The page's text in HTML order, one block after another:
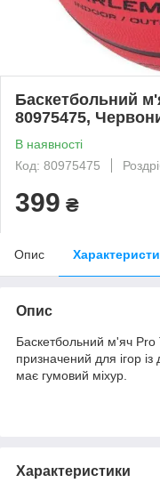
Баскетбольний
80975475,
В наявності
Код: 80975475
399 ₴
Опис
Опис
Баскетбольний м'яч
призначений для ігор
має гумовий міхур.
Характеристики